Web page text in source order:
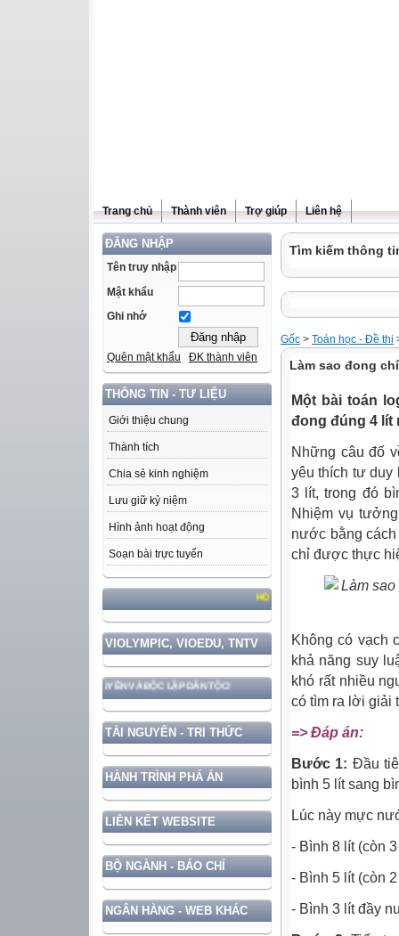
Trang chủ Thành viên Trợ giúp Liên hệ
ĐĂNG NHẬP
Tên truy nhập
Mật khẩu
Ghi nhớ
Quên mật khẩu ĐK thành viên
THÔNG TIN - TƯ LIỆU
Giới thiệu chung
Thành tích
Chia sẻ kinh nghiệm
Lưu giữ kỷ niệm
Hình ảnh hoạt động
Soạn bài trực tuyến
HỌC TẬP VÀ LÀM THEO TƯ
VIOLYMPIC, VIOEDU, TNTV
CHẮC CHỦ QUYỀN VÀ ĐỘC LẬP DÂN TỘC!
TÀI NGUYÊN - TRI THỨC
HÀNH TRÌNH PHÁ ÁN
LIÊN KẾT WEBSITE
BỘ NGÀNH - BÁO CHÍ
NGÂN HÀNG - WEB KHÁC
Tìm kiếm thông
Gốc > Toán học - Đề thi
Làm sao đong
Một bài toán
đong đúng 4 lít
Những câu đố
yêu thích tư duy
3 lít, trong đó
Nhiệm vụ
nước bằng
chỉ được thực
Không có vạch
khả năng suy
khó rất nhiều
có tìm ra lời giải
=> Đáp án:
Bước 1: Đầu
bình 5 lít sang
Lúc này mực
- Bình 8 lít (còn
- Bình 5 lít (còn
- Bình 3 lít đầy